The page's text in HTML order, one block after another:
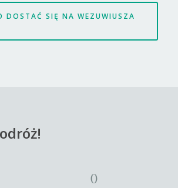
DOSTAĆ SIĘ NA WEZUWIUSZA
0